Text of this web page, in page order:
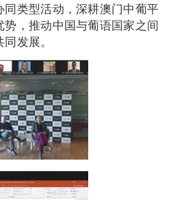
类型活动，深耕澳门中葡平
，推动中国与葡语国家之间
发展。